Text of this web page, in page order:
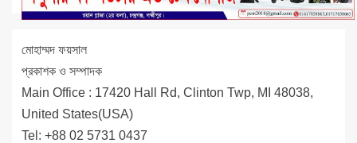
মোহাম্মদ ফয়সাল
প্রকাশক ও সম্পাদক
Main Office : 17420 Hall Rd, Clinton Twp, MI 48038,
United States(USA)
Tel: +88 02 5731 0437